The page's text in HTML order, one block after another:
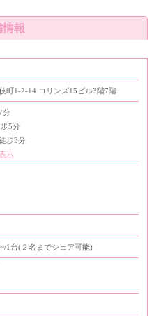
情報
町1-2-14 コリンズ15ビル3階7階
分
5分
歩3分
示
1台(２名までシェア可能)